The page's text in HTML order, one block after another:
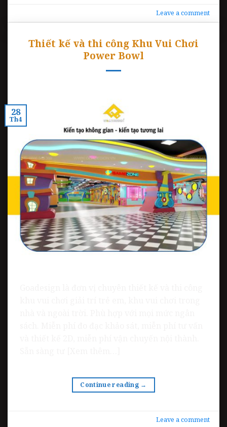
Leave a comment
Thiết kế và thi công Khu Vui Chơi
Power Bowl
28
Th4
Continue reading →
Leave a comment